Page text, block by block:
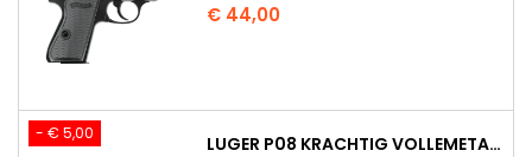
€ 44,00
- € 5,00 LUGER P08 KRACHTIG VOLLEMETAAL CO2 AIRSOFT PISTOOL - UMAREX LEGENDS